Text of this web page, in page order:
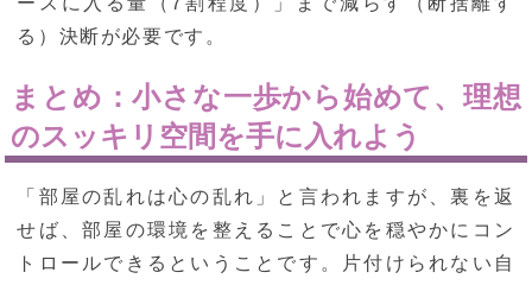
る）決断が必要です。
まとめ：小さな一歩から始めて、理想
のスッキリ空間を手に入れよう
「部屋の乱れは心の乱れ」と言われますが、裏を返
せば、部屋の環境を整えることで心を穏やかにコン
トロールできるということです。片付けられない自